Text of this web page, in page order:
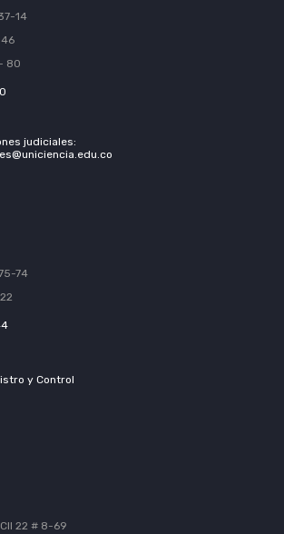
14
46
80
judiciales:
74
y Control
22 # 8-69